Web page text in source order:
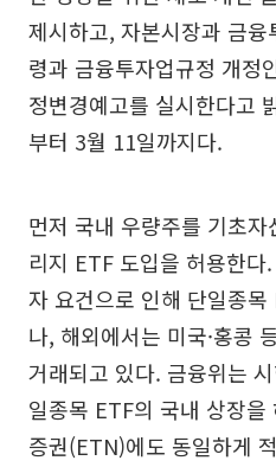
제시하고, 자본시장과 금
령과 금융투자업규정 개정
정변경예고를 실시한다고
부터 3월 11일까지다.
먼저 국내 우량주를 기초
리지 ETF 도입을 허용한
자 요건으로 인해 단일종
나, 해외에서는 미국·홍콩
거래되고 있다. 금융위는
일종목 ETF의 국내 상장
증권(ETN)에도 동일하게